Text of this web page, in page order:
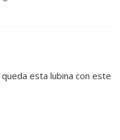
esta lubina con este